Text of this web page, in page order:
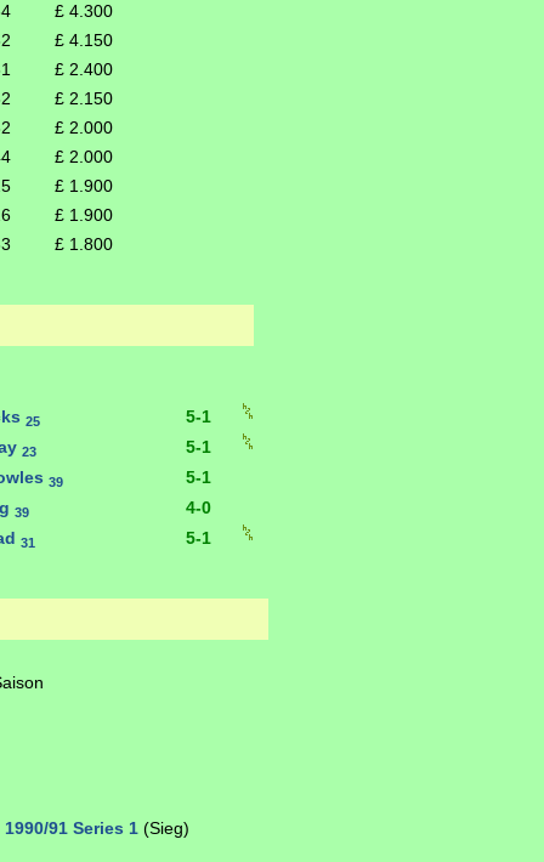
£ 4.300
£ 4.150
£ 2.400
£ 2.150
£ 2.000
£ 2.000
£ 1.900
£ 1.900
£ 1.800
25
5-1
23
5-1
39
5-1
39
4-0
31 5-1
91 Series 1 (Sieg)